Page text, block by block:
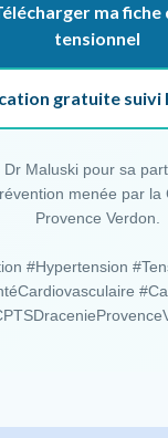
ma fiche
tensionnel
gratuite suivi
Dr Maluski pour sa
menée par la
Provence Verdon.
#Hypertension